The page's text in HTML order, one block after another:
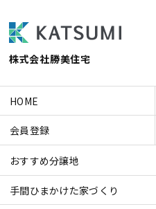
株式会社勝美住宅
HOME
会員登録
おすすめ分譲地
手間ひまかけた家づくり